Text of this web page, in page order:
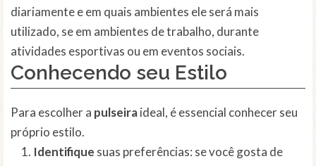
diariamente e em quais ambientes ele será mais
utilizado, se em ambientes de trabalho, durante
atividades esportivas ou em eventos sociais.
Conhecendo seu Estilo
Para escolher a pulseiraideal, é essencial conhecer seu
próprio estilo.
Identifique suas preferências: se você gosta de